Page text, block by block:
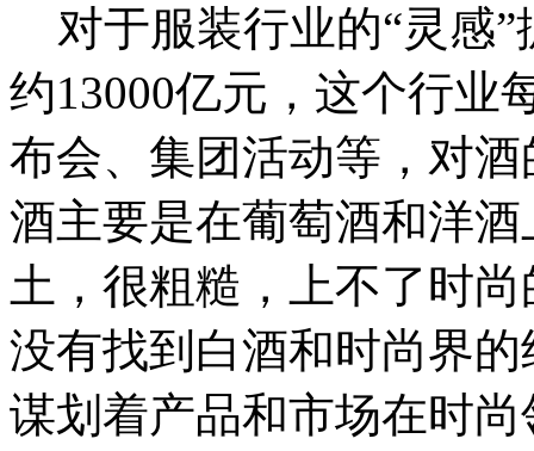
对于服装行业的“灵感”
约13000亿元，这个行业
布会、集团活动等，对
酒主要是在葡萄酒和洋
土，很粗糙，上不了时
没有找到白酒和时尚界
谋划着产品和市场在时